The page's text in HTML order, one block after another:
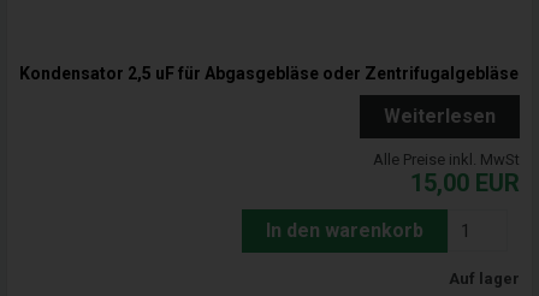
Kondensator 2,5 uF für Abgasgebläse oder Zentrifugalgebläse
Weiterlesen
Alle Preise inkl. MwSt
15,00 EUR
In den warenkorb
Auf lager